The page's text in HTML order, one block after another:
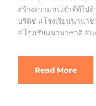
สร้างความทรงจำที่ดีไป
บริติช #โรงเรียนนานา
#โรงเรียนนานาชาติ
Read More